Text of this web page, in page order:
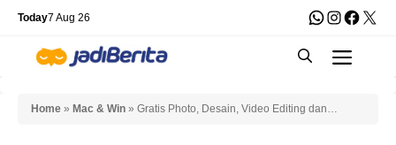
Skip
content
Today7 Aug 26 WhatsApp
X
Home » Mac & Win » Gratis Photo, Desain, Video Editing dan